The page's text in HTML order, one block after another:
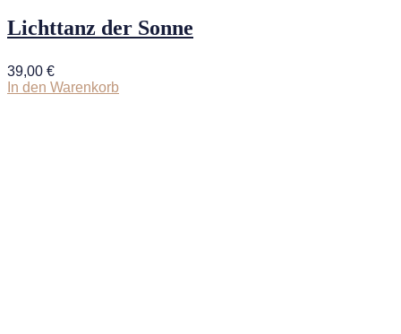
Lichttanz der Sonne
39,00 €
In den Warenkorb